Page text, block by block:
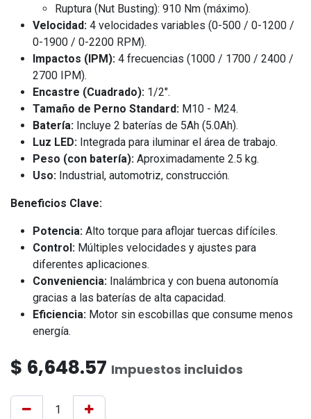
Ruptura (Nut Busting): 910 Nm (máximo).
Velocidad: 4 velocidades variables (0-500 / 0-1200 /
0-1900 / 0-2200 RPM).
Impactos (IPM): 4 frecuencias (1000 / 1700 / 2400 /
2700 IPM).
Encastre (Cuadrado): 1/2".
Tamaño de Perno Standard: M10 - M24.
Batería: Incluye 2 baterías de 5Ah (5.0Ah).
Luz LED: Integrada para iluminar el área de trabajo.
Peso (con batería): Aproximadamente 2.5 kg.
Uso: Industrial, automotriz, construcción.
Beneficios Clave:
Potencia: Alto torque para aflojar tuercas difíciles.
Control: Múltiples velocidades y ajustes para
diferentes aplicaciones.
Conveniencia: Inalámbrica y con buena autonomía
gracias a las baterías de alta capacidad.
Eficiencia: Motor sin escobillas que consume menos
energía.
$ 6,648.57 Impuestos incluidos